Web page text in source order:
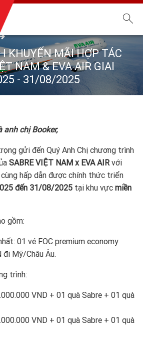
KHUYẾN MÃI HỢP TÁC
NAM & EVA AIR GIAI
- 31/08/2025
anh chị Booker,
gửi đến Quý Anh Chị chương trình
SABRE VIỆT NAM x EVA AIRvới
hấp dẫn được chính thức triển
đến 31/08/2025 tại khu vực miền
gồm:
01 vé FOC premium economy
Mỹ/Châu Âu.
trình:
VND + 01 quà Sabre + 01 quà
VND + 01 quà Sabre + 01 quà